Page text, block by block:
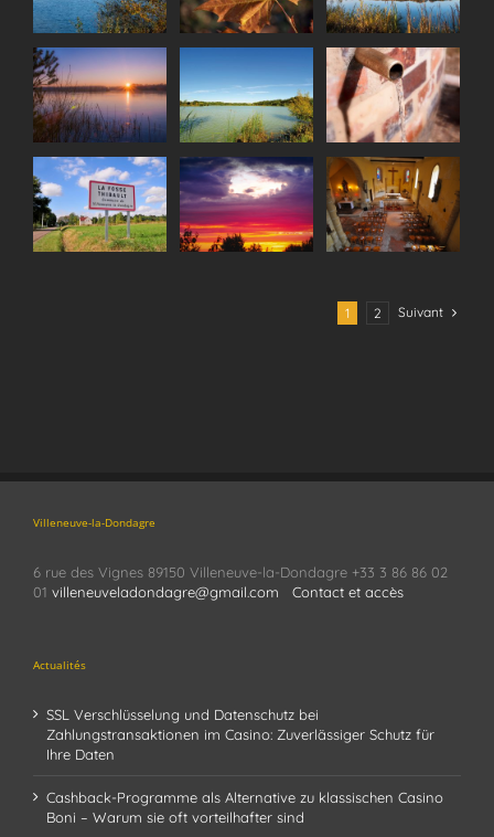
Automne à Villeneuve Automne Villeneuve
L’étang communal
automne 2018
L’étang communal
soleil d’hiver
L’étang Communal
La fontaine du puits –
rue des Vignes
Le hameau « la Fosse
Thibault »
Beau ciel du soir sur
Villeneuve-la-
Dondagre
Intérieur de l’église de
Villeneuve-la-
Dondagre
1 2 Suivant
Villeneuve-la-Dondagre
6 rue des Vignes 89150 Villeneuve-la-Dondagre +33 3 86 86 02
01 villeneuveladondagre@gmail.com Contact et accès
Actualités
SSL Verschlüsselung und Datenschutz bei
Zahlungstransaktionen im Casino: Zuverlässiger Schutz für
Ihre Daten
Cashback-Programme als Alternative zu klassischen Casino
Boni – Warum sie oft vorteilhafter sind